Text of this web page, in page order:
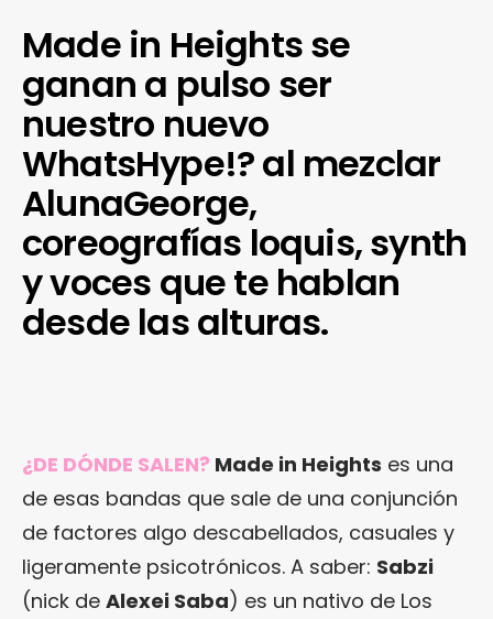
Made in Heights se
ganan a pulso ser
nuestro nuevo
WhatsHype!? al mezclar
AlunaGeorge,
coreografías loquis, synth
y voces que te hablan
desde las alturas.
¿DE DÓNDE SALEN? Made in Heights es una
de esas bandas que sale de una conjunción
de factores algo descabellados, casuales y
ligeramente psicotrónicos. A saber: Sabzi
(nick de Alexei Saba) es un nativo de Los